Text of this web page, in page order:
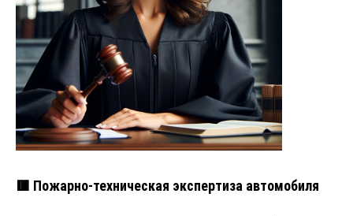
🟥 Пожарно-техническая экспертиза автомобиля